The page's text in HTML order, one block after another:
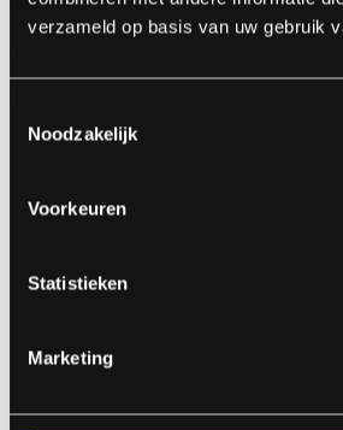
verzameld op basis van uw gebruik
Noodzakelijk
Voorkeuren
Statistieken
Marketing
50 Knalerwten
ART.NR: 1688